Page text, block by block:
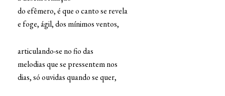
do efêmero, é que o canto se revela
e foge, ágil, dos mínimos ventos,
articulando-se no fio das
melodias que se pressentem nos
dias, só ouvidas quando se quer,